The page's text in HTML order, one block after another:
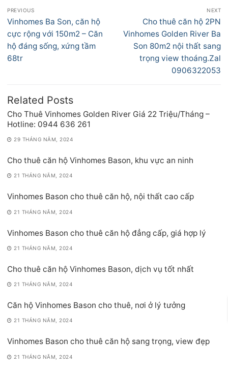
Điều
hướng
bài
viết
PREVIOUS
Previous
post:
Vinhomes Ba Son, căn hộ
cực rộng với 150m2 – Căn
hộ đáng sống, xứng tầm
68tr
NEXT
Next
post:
Cho thuê căn hộ 2PN
Vinhomes Golden River Ba
Son 80m2 nội thất sang
trọng view thoáng.Zal
0906322053
Related Posts
Cho Thuê Vinhomes Golden River Giá 22 Triệu/Tháng –
Hotline: 0944 636 261
29 THÁNG NĂM, 2024
Cho thuê căn hộ Vinhomes Bason, khu vực an ninh
21 THÁNG NĂM, 2024
Vinhomes Bason cho thuê căn hộ, nội thất cao cấp
21 THÁNG NĂM, 2024
Vinhomes Bason cho thuê căn hộ đẳng cấp, giá hợp lý
21 THÁNG NĂM, 2024
Cho thuê căn hộ Vinhomes Bason, dịch vụ tốt nhất
21 THÁNG NĂM, 2024
Căn hộ Vinhomes Bason cho thuê, nơi ở lý tưởng
21 THÁNG NĂM, 2024
Vinhomes Bason cho thuê căn hộ sang trọng, view đẹp
21 THÁNG NĂM, 2024